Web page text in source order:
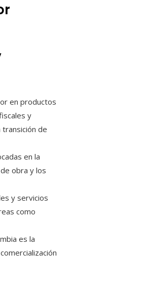
en productos
y
de
en la
obra y los
y servicios
como
es la